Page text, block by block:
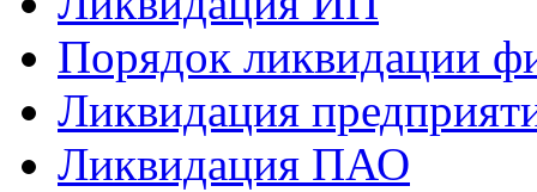
Порядок ликвидации
Ликвидация
Ликвидация ПАО